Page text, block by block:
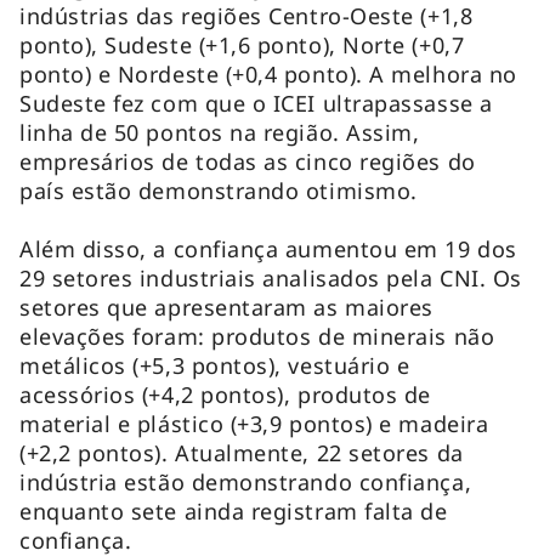
indústrias das regiões Centro-Oeste (+1,8
ponto), Sudeste (+1,6 ponto), Norte (+0,7
ponto) e Nordeste (+0,4 ponto). A melhora no
Sudeste fez com que o ICEI ultrapassasse a
linha de 50 pontos na região. Assim,
empresários de todas as cinco regiões do
país estão demonstrando otimismo.
Além disso, a confiança aumentou em 19 dos
29 setores industriais analisados pela CNI. Os
setores que apresentaram as maiores
elevações foram: produtos de minerais não
metálicos (+5,3 pontos), vestuário e
acessórios (+4,2 pontos), produtos de
material e plástico (+3,9 pontos) e madeira
(+2,2 pontos). Atualmente, 22 setores da
indústria estão demonstrando confiança,
enquanto sete ainda registram falta de
confiança.